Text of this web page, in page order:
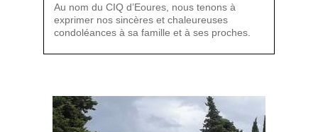
Au nom du CIQ d’Eoures, nous tenons à
exprimer nos sincères et chaleureuses
condoléances à sa famille et à ses proches.